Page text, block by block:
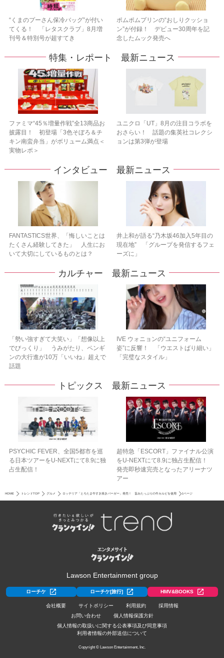
“くまのプーさん保冷バッグ”が付い
てくる！ 「レタスクラブ」8月増
刊号＆特別号が超すてき
ポムポムプリンの“おしりクッショ
ン”が付録！ デビュー30周年を記
念したムック発売へ
特集・レポート 最新ニュース
ファミマ“45％増量作戦”全13商品お
披露目！ 初登場「3色そぼろ＆チ
キン南蛮弁当」がボリューム満点＜
実物レポ＞
ユニクロ「UT」8月の注目コラボを
おさらい！ 話題の集英社コレクシ
ョンは第3弾が登場
インタビュー 最新ニュース
FANTASTICS世界、「悔しいことは
たくさん経験してきた」 人生にお
いて大切にしているものとは？
井上和が語る“乃木坂46加入5年目の
現在地” 「グループを発信するフェ
ーズに」
カルチャー 最新ニュース
「勢い強すぎて大笑い」「想像以上
でびっくり」 うみがたり、ペンギ
ンの大行進が10万「いいね」超えで
話題
IVE ウォニョンの“ユニフォーム
姿”に反響！ 「ウエストばり細い」
「完璧なスタイル」
トピックス 最新ニュース
PSYCHIC FEVER、全国5都市を巡
る日本ツアーをU‐NEXTにて8.9に独
占生配信！
超特急「ESCORT」ファイナル公演
をU-NEXTにて8.9に独占生配信！
発売即秒速完売となったアリーナツ
アー
HOME トレンドTOP グルメ ロッテリア「とろたま牛すき焼きバーガー」発売！ 旨みたっぷりの牛カルビを使用 1ページ
Lawson Entertainment group
ローチケ ローチケ[旅行] HMV&BOOKS
会社概要 サイトポリシー 利用規約
採用情報
お問い合わせ
個人情報保護方針
個人情報の取扱いに関する公表事項及び同意事項
利用者情報の外部送信について
Copyright © Lawson Entertainment, Inc.